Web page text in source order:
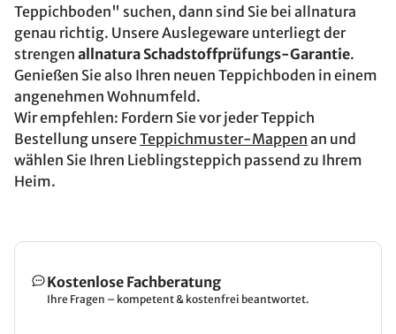
Teppichboden" suchen, dann sind Sie bei allnatura
genau richtig. Unsere Auslegeware unterliegt der
strengen allnatura Schadstoffprüfungs-Garantie.
Genießen Sie also Ihren neuen Teppichboden in einem
angenehmen Wohnumfeld.
Wir empfehlen: Fordern Sie vor jeder Teppich
Bestellung unsereTeppichmuster-Mappen an und
wählen Sie Ihren Lieblingsteppich passend zu Ihrem
Heim.
Kostenlose Fachberatung
Ihre Fragen – kompetent & kostenfrei beantwortet.